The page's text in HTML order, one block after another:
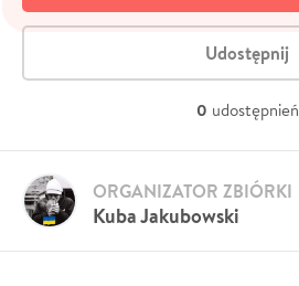
Udostępnij
0 udostępnień
Kuba Jakubowski
ORGANIZATOR ZBIÓRKI